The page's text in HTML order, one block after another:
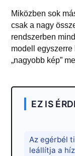
Miközben sok
csak a nagy
rendszerben
modell
„nagyobb kép”
EZ IS
Az egérbél
leállítja a